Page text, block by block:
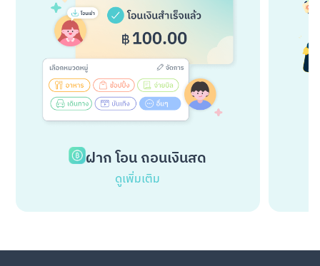
ฝาก โอน ถอนเงินสด
ดูเพิ่มเติม